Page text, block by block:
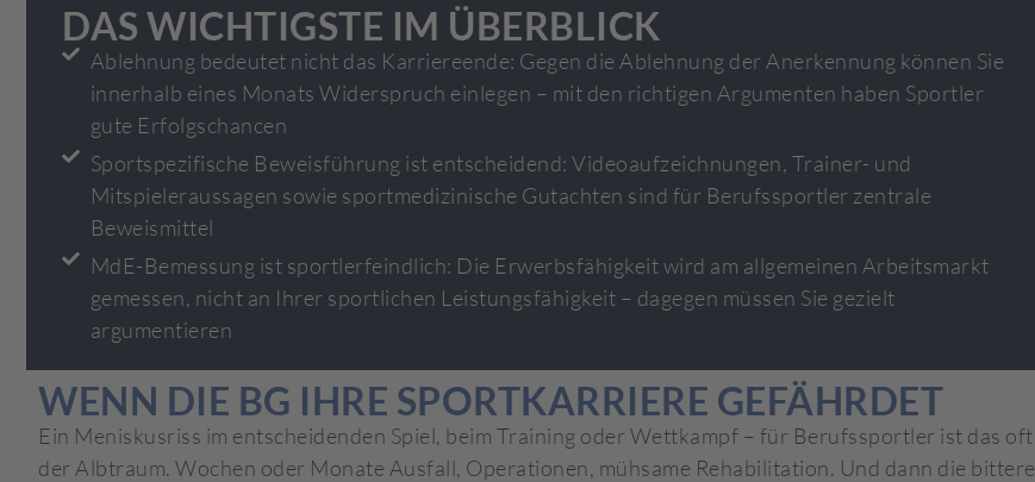
DAS WICHTIGSTE IM ÜBERBLICK
Ablehnung bedeutet nicht das Karriereende: Gegen die Ablehnung der Anerkennung können Sie
innerhalb eines Monats Widerspruch einlegen – mit den richtigen Argumenten haben Sportler
gute Erfolgschancen
Sportspezifische Beweisführung ist entscheidend: Videoaufzeichnungen, Trainer- und
Mitspieleraussagen sowie sportmedizinische Gutachten sind für Berufssportler zentrale
Beweismittel
MdE-Bemessung ist sportlerfeindlich: Die Erwerbsfähigkeit wird am allgemeinen Arbeitsmarkt
gemessen, nicht an Ihrer sportlichen Leistungsfähigkeit – dagegen müssen Sie gezielt
argumentieren
WENN DIE BG IHRE SPORTKARRIERE GEFÄHRDET
Ein Meniskusriss im entscheidenden Spiel, beim Training oder Wettkampf – für Berufssportler ist das oft
der Albtraum. Wochen oder Monate Ausfall, Operationen, mühsame Rehabilitation. Und dann die bittere